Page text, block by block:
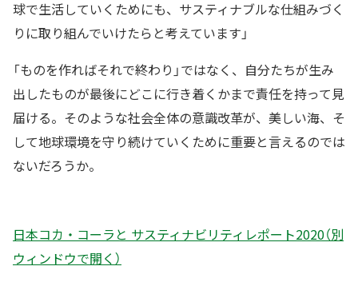
球で生活していくためにも、サスティナブルな仕組みづく
りに取り組んでいけたらと考えています」
「ものを作ればそれで終わり」ではなく、自分たちが生み
出したものが最後にどこに行き着くかまで責任を持って見
届ける。そのような社会全体の意識改革が、美しい海、そ
して地球環境を守り続けていくために重要と言えるのでは
ないだろうか。
日本コカ・コーラと サスティナビリティレポート2020（別
ウィンドウで開く）